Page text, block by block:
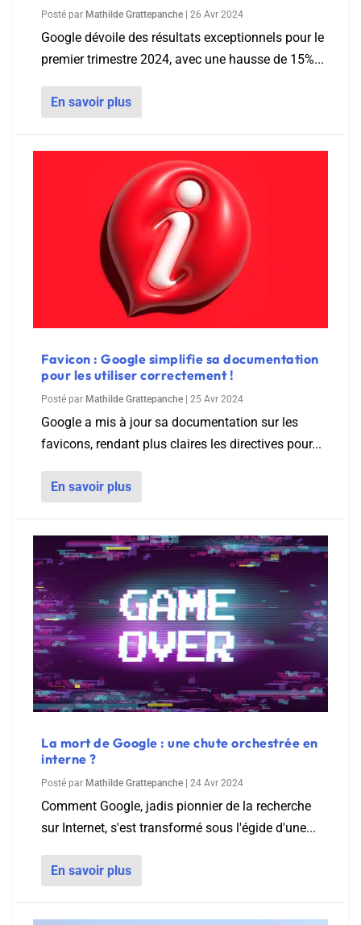
Posté par Mathilde Grattepanche 26 Avr 2024
Google dévoile des résultats exceptionnels pour le
premier trimestre 2024, avec une hausse de 15%...
En savoir plus
Favicon : Google simplifie sa documentation
pour les utiliser correctement !
Posté par Mathilde Grattepanche | 25 Avr 2024
Google a mis à jour sa documentation sur les
favicons, rendant plus claires les directives pour...
En savoir plus
La mort de Google : une chute orchestrée en
interne ?
Posté par Mathilde Grattepanche 24 Avr 2024
Comment Google, jadis pionnier de la recherche
sur Internet, s'est transformé sous l'égide d'une...
En savoir plus